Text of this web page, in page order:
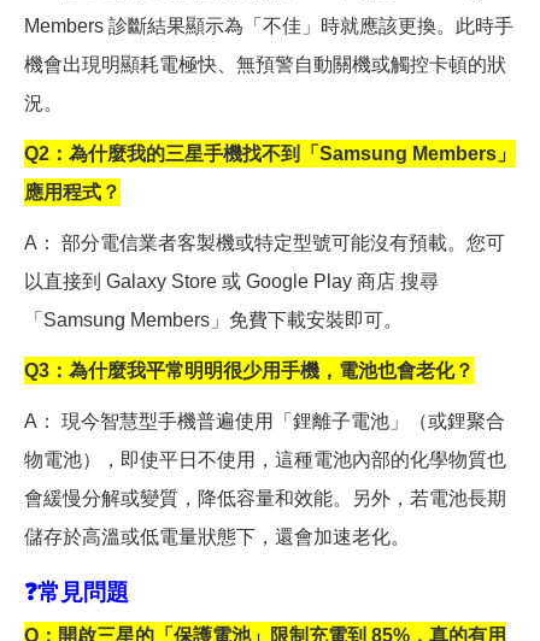
Members 診斷結果顯示為「不佳」時就應該更換。此時手
機會出現明顯耗電極快、無預警自動關機或觸控卡頓的狀
況。
Q2 ：為什麼我的三星手機找不到「Samsung Members」
應用程式？
A ： 部分電信業者客製機或特定型號可能沒有預載。您可
以直接到 Galaxy Store 或 Google Play 商店 搜尋
「Samsung Members」免費下載安裝即可。
Q3 ：為什麼我平常明明很少用手機，電池也會老化？
A ： 現今智慧型手機普遍使用「鋰離子電池」（或鋰聚合
物電池），即使平日不使用，這種電池內部的化學物質也
會緩慢分解或變質，降低容量和效能。另外，若電池長期
儲存於高溫或低電量狀態下，還會加速老化。
❓常見問題
Q ：開啟三星的「保護電池」限制充電到 85%，真的有用